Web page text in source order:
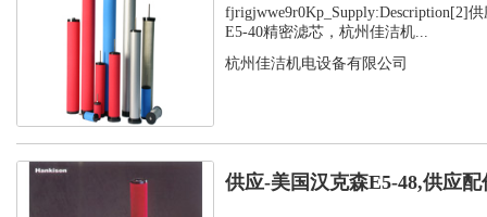
fjrigjwwe9r0Kp_Supply:Description[2]
E5-40精密滤芯，杭州佳洁机...
杭州佳洁机电设备有限公司
供应-美国汉克森E5-48,供应配